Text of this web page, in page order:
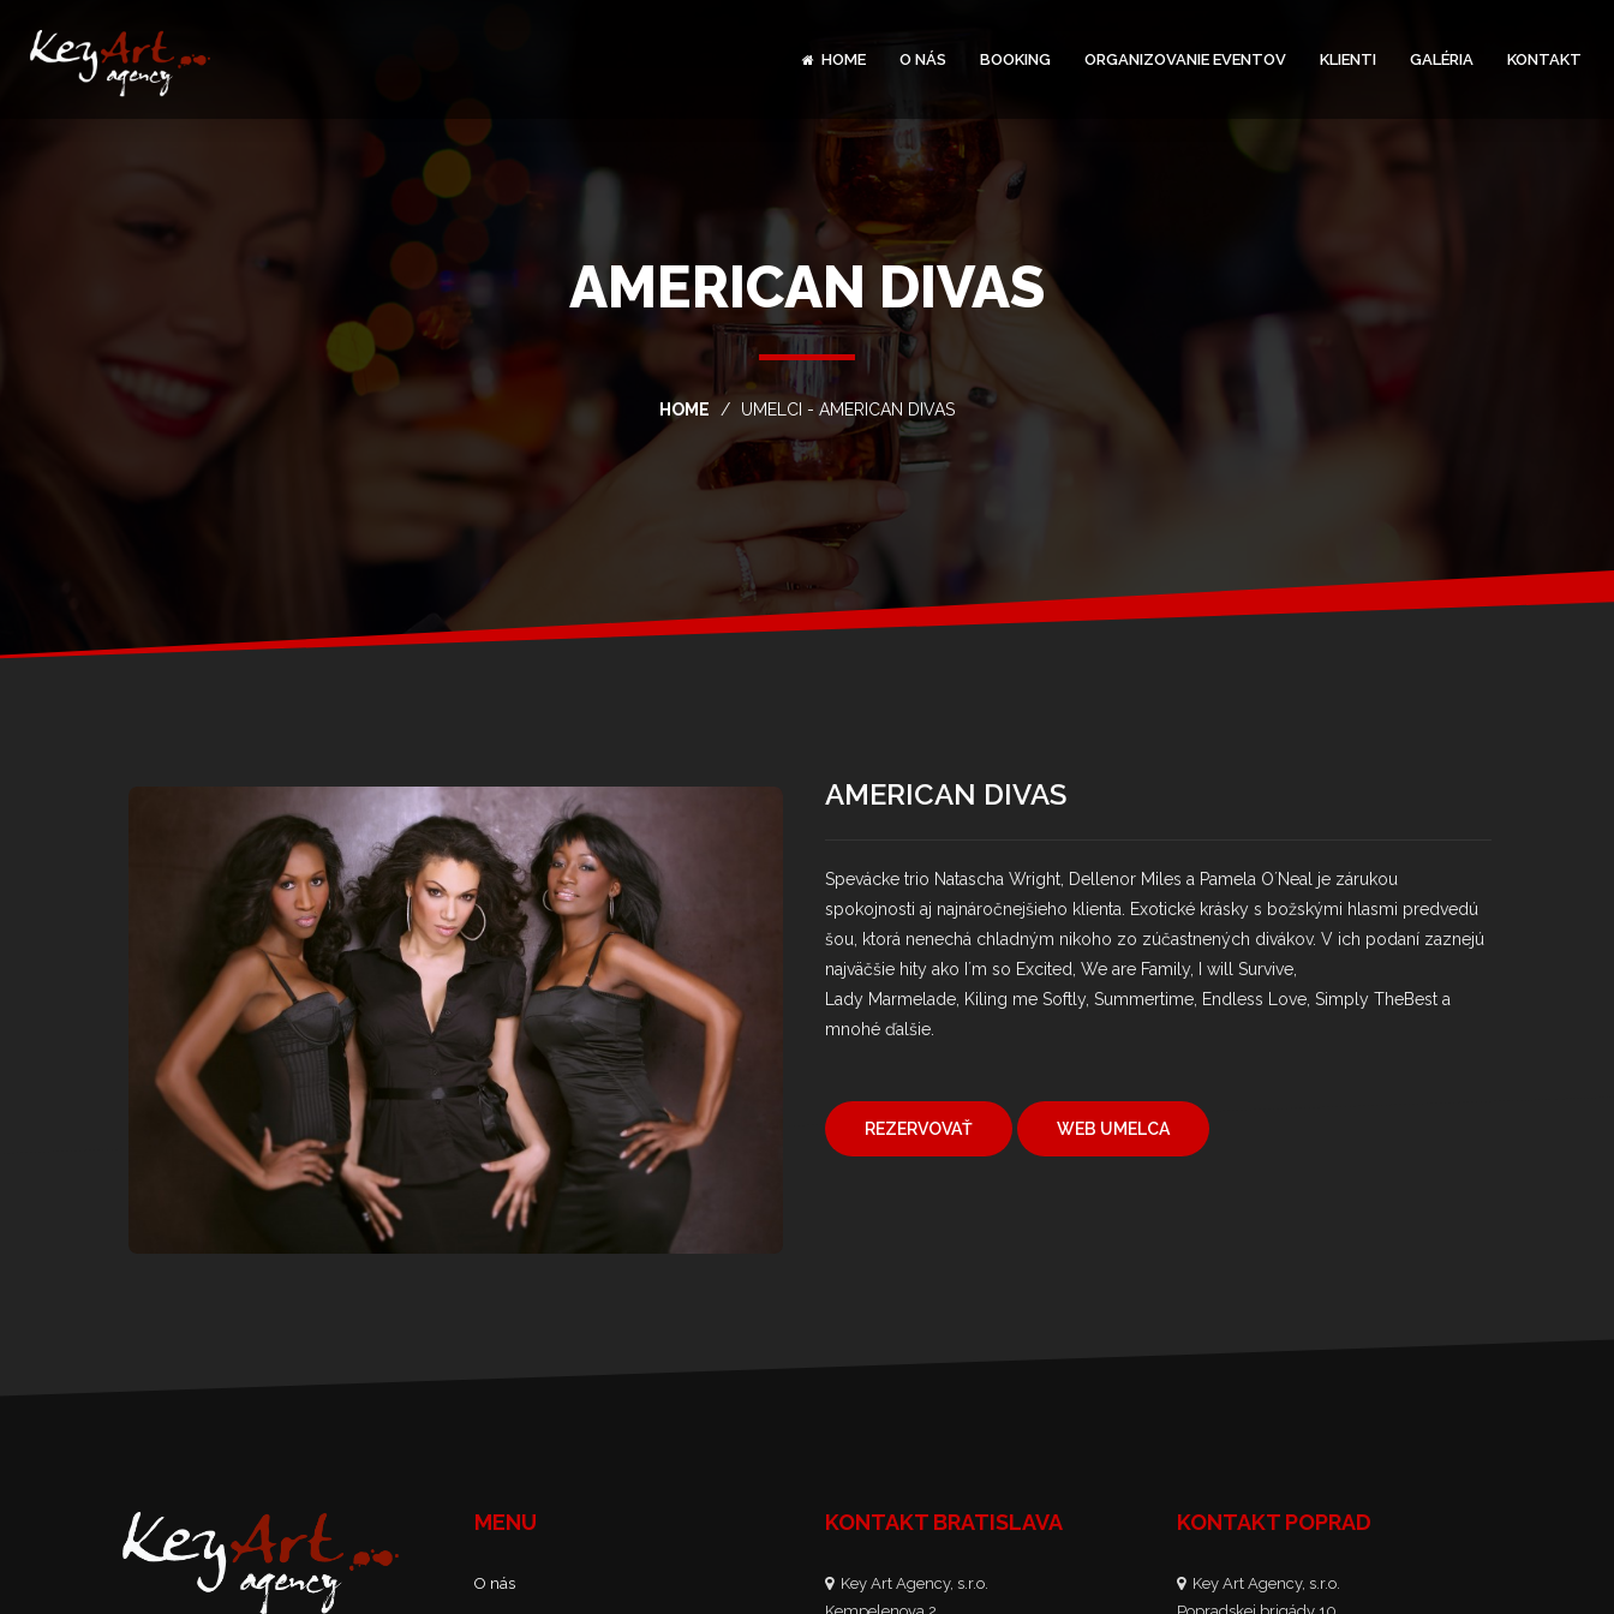
HOME O NÁS BOOKING ORGANIZOVANIE EVENTOV KLIENTI GALÉRIA KONTAKT
AMERICAN DIVAS
HOME UMELCI - AMERICAN DIVAS
AMERICAN DIVAS
Spevácke trio Natascha Wright, Dellenor Miles a Pamela O´Neal je zárukou
spokojnosti aj najnáročnejšieho klienta. Exotické krásky s božskými hlasmi predvedú
šou, ktorá nenechá chladným nikoho zo zúčastnených divákov. V ich podaní zaznejú
najväčšie hity ako I´m so Excited, We are Family, I will Survive,
Lady Marmelade, Kiling me Softly, Summertime, Endless Love, Simply TheBest a
mnohé ďalšie.
REZERVOVAŤ WEB UMELCA
MENU
O nás
KONTAKT BRATISLAVA
Key Art Agency, s.r.o.
KONTAKT POPRAD
Key Art Agency, s.r.o.